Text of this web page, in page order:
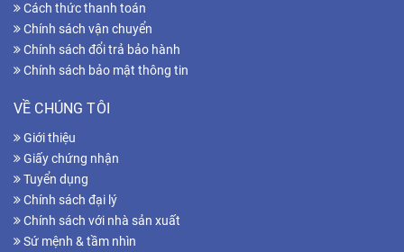
Cách thức thanh toán
Chính sách vận chuyển
Chính sách đổi trả bảo hành
Chính sách bảo mật thông tin
VỀ CHÚNG TÔI
Giới thiệu
Giấy chứng nhận
Tuyển dụng
Chính sách đại lý
Chính sách với nhà sản xuất
Sứ mệnh & tầm nhìn